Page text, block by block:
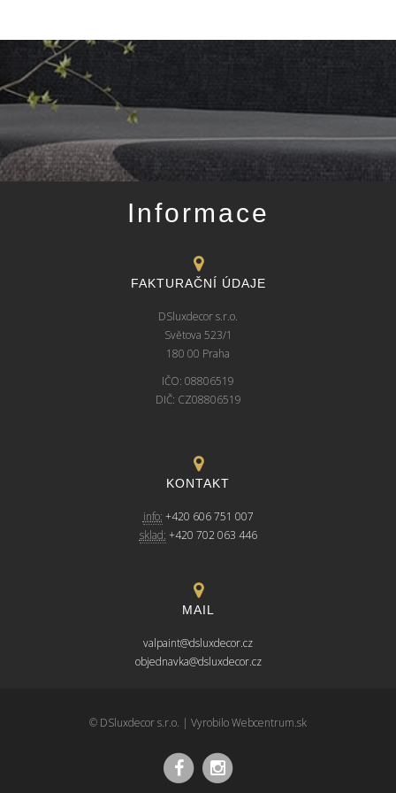
Informace
FAKTURAČNÍ ÚDAJE
DSluxdecor s.r.o.
Světova 523/1
180 00 Praha
IČO: 08806519
DIČ: CZ08806519
KONTAKT
info: +420 606 751 007
sklad: +420 702 063 446
MAIL
valpaint@dsluxdecor.cz
objednavka@dsluxdecor.cz
© DSluxdecor s.r.o. | VyrobiloWebcentrum.sk